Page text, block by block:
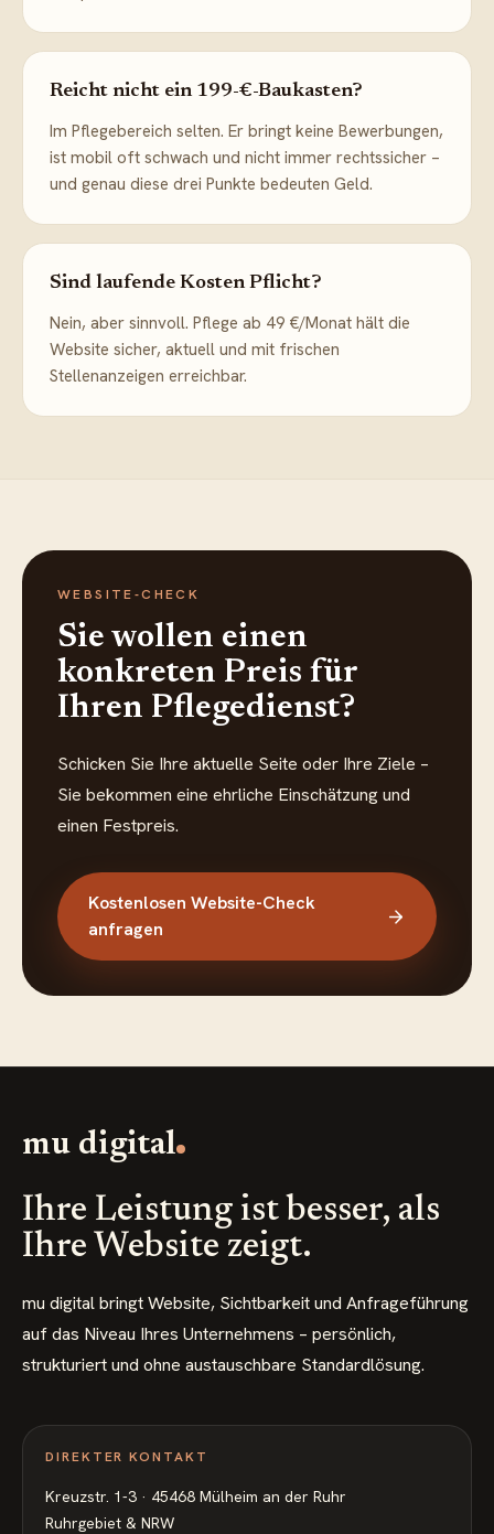
Reicht nicht ein 199-€-Baukasten?
Im Pflegebereich selten. Er bringt keine Bewerbungen,
ist mobil oft schwach und nicht immer rechtssicher –
und genau diese drei Punkte bedeuten Geld.
Sind laufende Kosten Pflicht?
Nein, aber sinnvoll. Pflege ab 49 €/Monat hält die
Website sicher, aktuell und mit frischen
Stellenanzeigen erreichbar.
WEBSITE-CHECK
Sie wollen einen
konkreten Preis für
Ihren Pflegedienst?
Schicken Sie Ihre aktuelle Seite oder Ihre Ziele –
Sie bekommen eine ehrliche Einschätzung und
einen Festpreis.
Kostenlosen Website-Check
anfragen
mu digital
Ihre Leistung ist besser, als
Ihre Website zeigt.
mu digital bringt Website, Sichtbarkeit und Anfrageführung
auf das Niveau Ihres Unternehmens – persönlich,
strukturiert und ohne austauschbare Standardlösung.
DIREKTER KONTAKT
Kreuzstr. 1-3 · 45468 Mülheim an der Ruhr
Ruhrgebiet & NRW